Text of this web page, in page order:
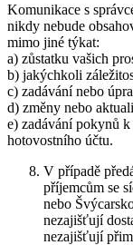
Komunikace s
nikdy nebude
mimo jiné týkat:
a) zůstatku vašich
b) jakýchkoli
c) zadávání nebo
d) změny nebo
e) zadávání pokynů
hotovostního účtu.
V případě
příjemcům se
nebo
nezajišťují
nezajišťují